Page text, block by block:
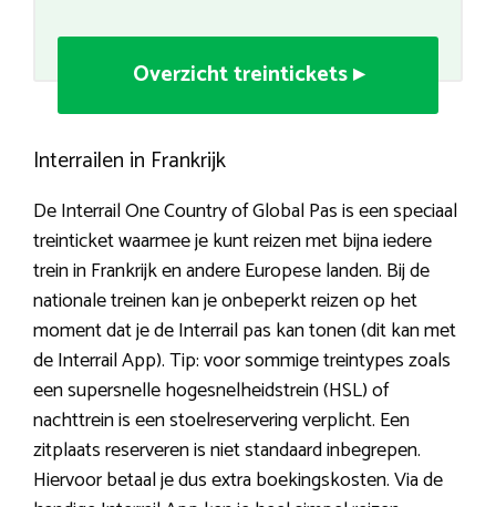
Overzicht treintickets ▸
Interrailen in Frankrijk
De Interrail One Country of Global Pas is een speciaal
treinticket waarmee je kunt reizen met bijna iedere
trein in Frankrijk en andere Europese landen. Bij de
nationale treinen kan je onbeperkt reizen op het
moment dat je de Interrail pas kan tonen (dit kan met
de Interrail App). Tip: voor sommige treintypes zoals
een supersnelle hogesnelheidstrein (HSL) of
nachttrein is een stoelreservering verplicht. Een
zitplaats reserveren is niet standaard inbegrepen.
Hiervoor betaal je dus extra boekingskosten. Via de